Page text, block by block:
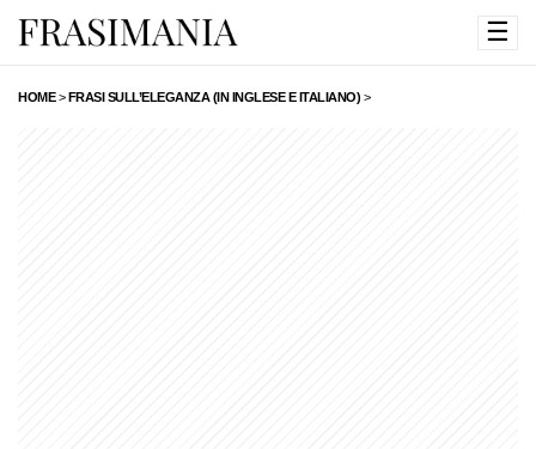
☰
HOME>FRASI SULL’ELEGANZA (IN INGLESE E ITALIANO) >